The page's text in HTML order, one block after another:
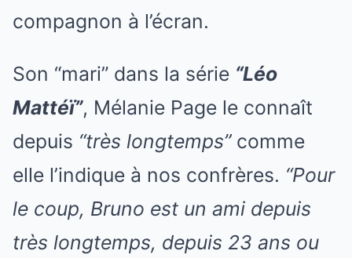
compagnon à l’écran.
Son “mari” dans la série “Léo
Mattéï”, Mélanie Page le connaît
depuis “très longtemps”comme
elle l’indique à nos confrères. “Pour
le coup, Bruno est un ami depuis
très longtemps, depuis 23 ans ou